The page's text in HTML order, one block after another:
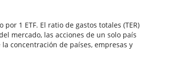
1 ETF. El ratio de gastos totales (TER)
mercado, las acciones de un solo país
concentración de países, empresas y